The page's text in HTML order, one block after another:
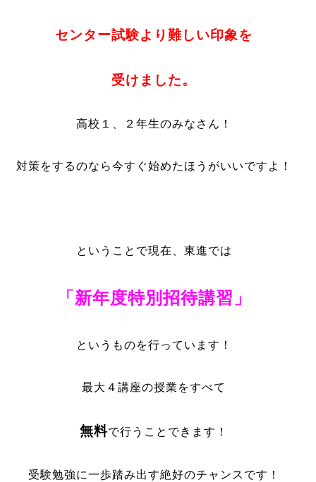
センター試験より難しい印象を
受けました。
高校１、２年生のみなさん！
対策をするのなら今すぐ始めたほうがいいですよ！
ということで現在、東進では
「新年度特別招待講習」
というものを行っています！
最大４講座の授業をすべて
無料で行うことできます！
受験勉強に一歩踏み出す絶好のチャンスです！